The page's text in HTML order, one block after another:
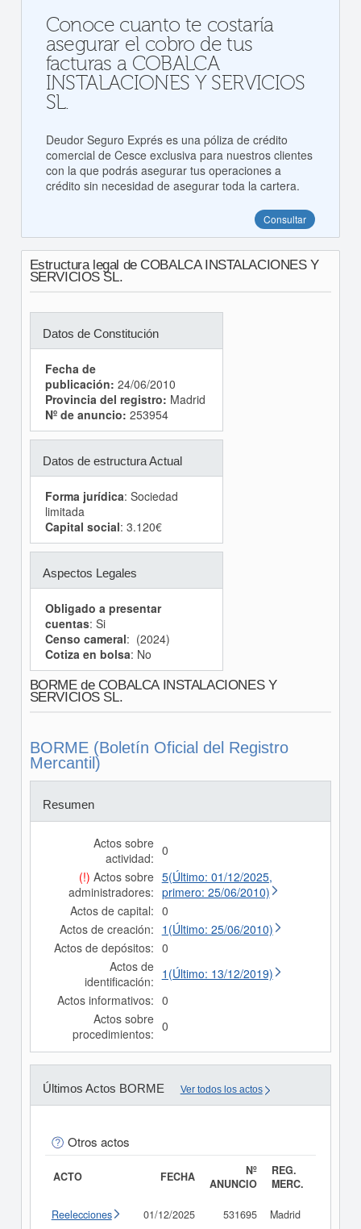
Conoce cuanto te costaría
asegurar el cobro de tus
facturas a COBALCA
INSTALACIONES Y SERVICIOS
SL.
Deudor Seguro Exprés es una póliza de crédito
comercial de Cesce exclusiva para nuestros clientes
con la que podrás asegurar tus operaciones a
crédito sin necesidad de asegurar toda la cartera.
Consultar
Estructura legal de COBALCA INSTALACIONES Y
SERVICIOS SL.
Datos de Constitución
Fecha de
publicación: 24/06/2010
Provincia del registro: Madrid
Nº de anuncio: 253954
Datos de estructura Actual
Forma jurídica: Sociedad
limitada
Capital social: 3.120€
Aspectos Legales
Obligado a presentar
cuentas: Si
Censo cameral: (2024)
Cotiza en bolsa: No
BORME de COBALCA INSTALACIONES Y
SERVICIOS SL.
BORME (Boletín Oficial del Registro
Mercantil)
Resumen
Actos sobre
actividad: 0
(!) Actos sobre
administradores:
5(Último: 01/12/2025,
primero: 25/06/2010)
Actos de capital: 0
Actos de creación: 1(Último: 25/06/2010)
Actos de depósitos: 0
Actos de
identificación: 1(Último: 13/12/2019)
Actos informativos: 0
Actos sobre
procedimientos: 0
Últimos Actos BORME Ver todos los actos
Otros actos
ACTO FECHA
Nº
ANUNCIO
REG.
MERC.
Reelecciones 01/12/2025 531695 Madrid